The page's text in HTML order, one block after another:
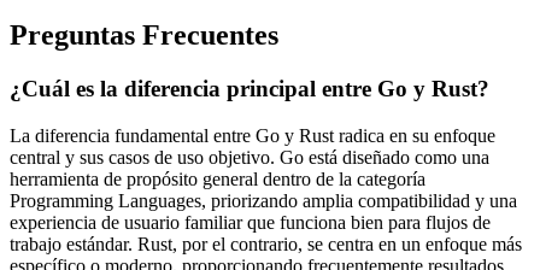
Preguntas Frecuentes
¿Cuál es la diferencia principal entre Go y Rust?
La diferencia fundamental entre Go y Rust radica en su enfoque
central y sus casos de uso objetivo. Go está diseñado como una
herramienta de propósito general dentro de la categoría
Programming Languages, priorizando amplia compatibilidad y una
experiencia de usuario familiar que funciona bien para flujos de
trabajo estándar. Rust, por el contrario, se centra en un enfoque más
específico o moderno, proporcionando frecuentemente resultados